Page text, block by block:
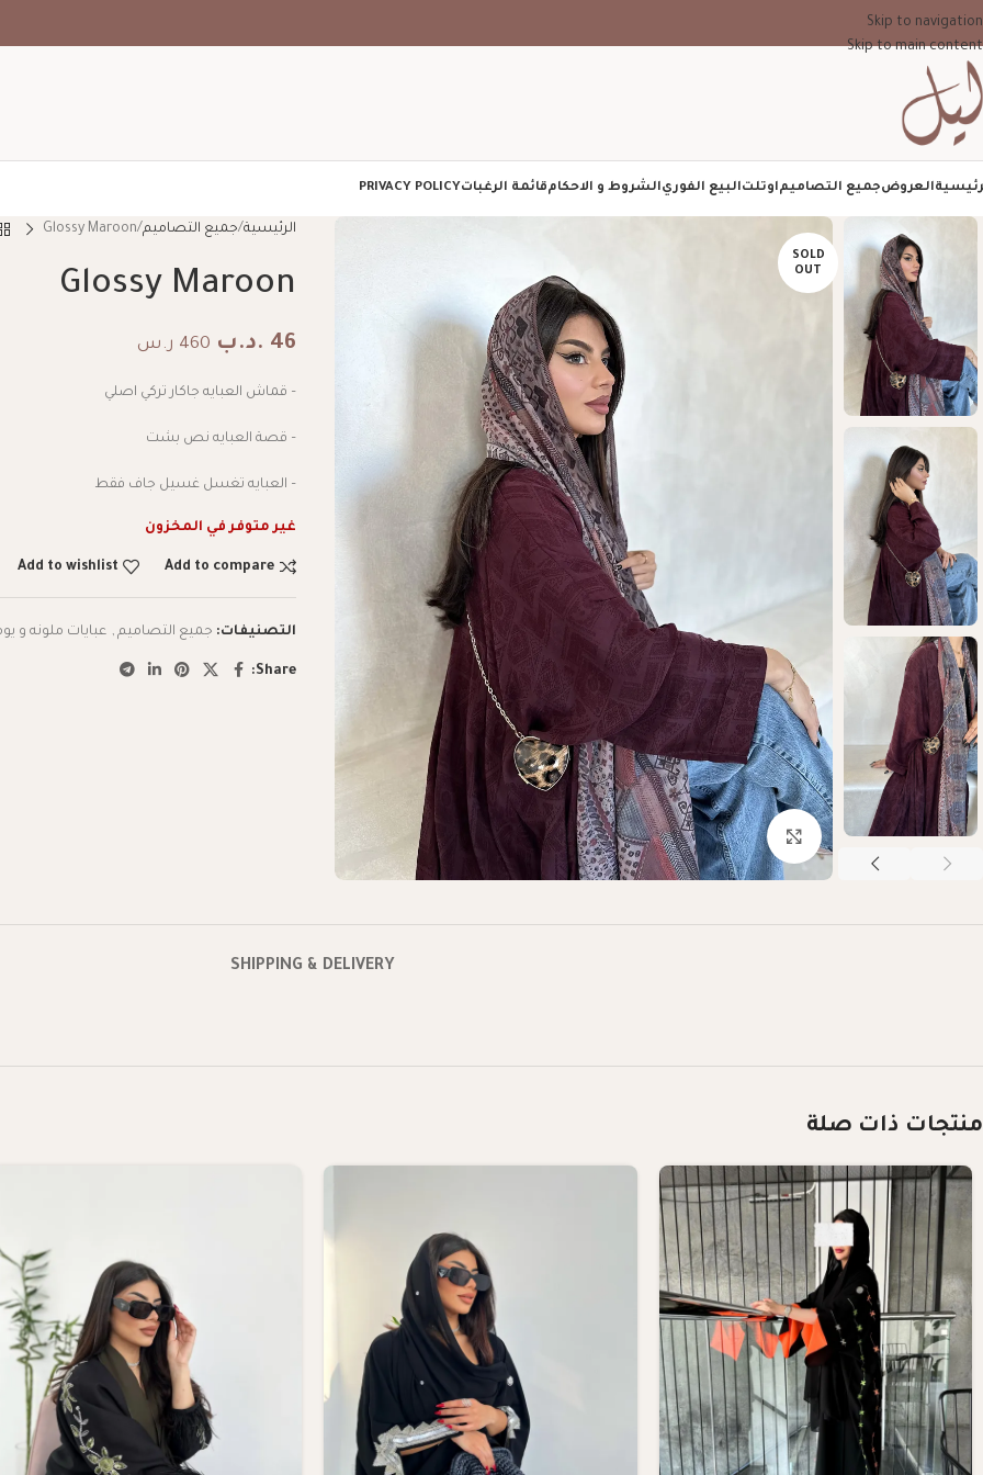
Skip to navigation
Skip to main content
العروضجميع التصاميماوتلتالبيع الفوريالشروط و الاحكامقائمة الرغباتPRIVACY POLICY
SOLD
OUT
Click to enlarge
الرئيسية جميع التصاميم Glossy Maroon
Glossy Maroon
46 .د.ب 460 ر.س
– قماش العبايه جاكار تركي اصلي
– قصة العبايه نص بشت
– العبايه تغسل غسيل جاف فقط
غير متوفر في المخزون
Add to compare
Add to wishlist
التصنيفات: جميع التصاميم , عبايات ملونه و
Share:
SHIPPING & DELIVERY
منتجات ذات صلة